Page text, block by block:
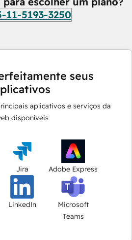
11-5193-3250
seus
aplicativos e serviços da
disponíveis
Jira Adobe Express
LinkedIn
Microsoft
Teams